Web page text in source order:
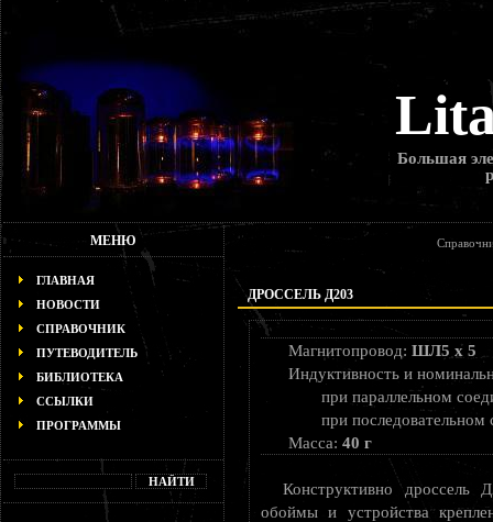
Большая
МЕНЮ
ГЛАВНАЯ
НОВОСТИ
СПРАВОЧНИК
ПУТЕВОДИТЕЛЬ
БИБЛИОТЕКА
ССЫЛКИ
ПРОГРАММЫ
ДРОССЕЛЬ Д203
Магнитопровод: ШЛ5 х 5
Индуктивность и
при параллельном
при
Масса: 40 г
Конструктивно дроссель
обоймы и устройства